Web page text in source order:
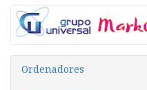
Ordenadores